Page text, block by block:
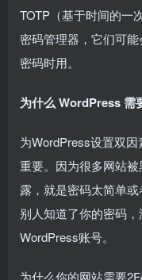
TOTP（基于时间的一
密码管理器，它们可
密码时用。
为什么 WordPress 需
为WordPress设置双
重要。因为很多网站
露，就是密码太简单
别人知道了你的密码
WordPress账号。
为什么你的网站需要